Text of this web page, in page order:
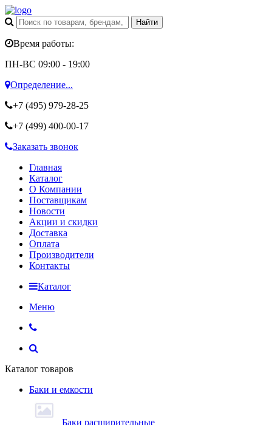
Время работы:
ПН-ВС 09:00 - 19:00
Определение...
+7 (495) 979-28-25
+7 (499) 400-00-17
Заказать звонок
Главная
Каталог
О Компании
Поставщикам
Новости
Акции и скидки
Доставка
Оплата
Производители
Контакты
Каталог
Меню
Каталог товаров
Баки и емкости
Баки расширительные